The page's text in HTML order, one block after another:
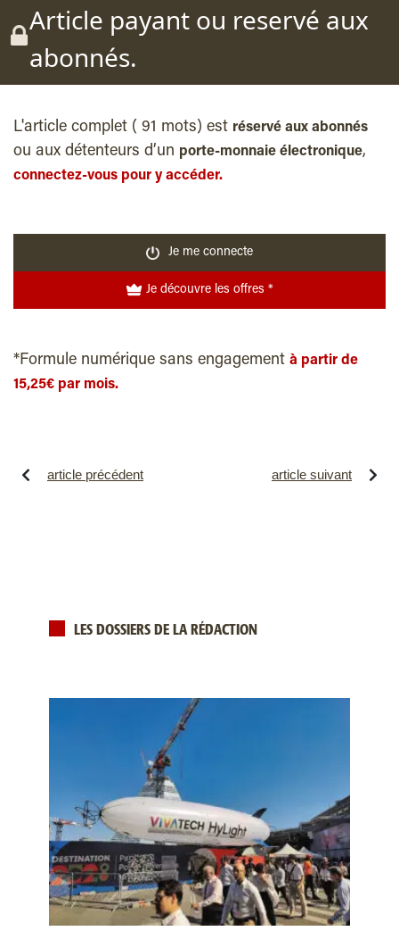
Article payant ou reservé aux
abonnés.
L'article complet ( 91 mots) est réservé aux abonnés
ou aux détenteurs d’un porte-monnaie électronique,
connectez-vous pour y accéder.
Je me connecte
Je découvre les offres *
*Formule numérique sans engagement à partir de
15,25€ par mois.
article précédent article suivant
LES DOSSIERS DE LA RÉDACTION